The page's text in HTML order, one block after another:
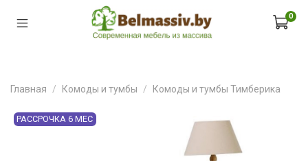
0
Главная Комоды и тумбы Комоды и тумбы Тимберика
РАССРОЧКА 6 МЕС